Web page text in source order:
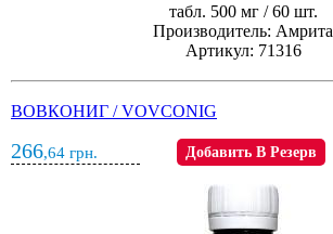
табл. 500 мг / 60 шт.
Производитель: Амрита
Артикул: 71316
ВОВКОНИГ / VOVCONIG
266,64 грн. Добавить В Резерв